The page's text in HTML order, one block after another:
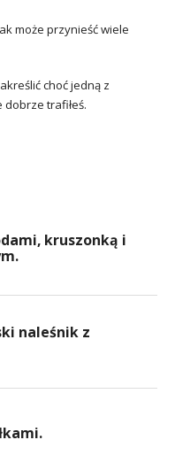
może przynieść wiele
choć jedną z
trafiłeś.